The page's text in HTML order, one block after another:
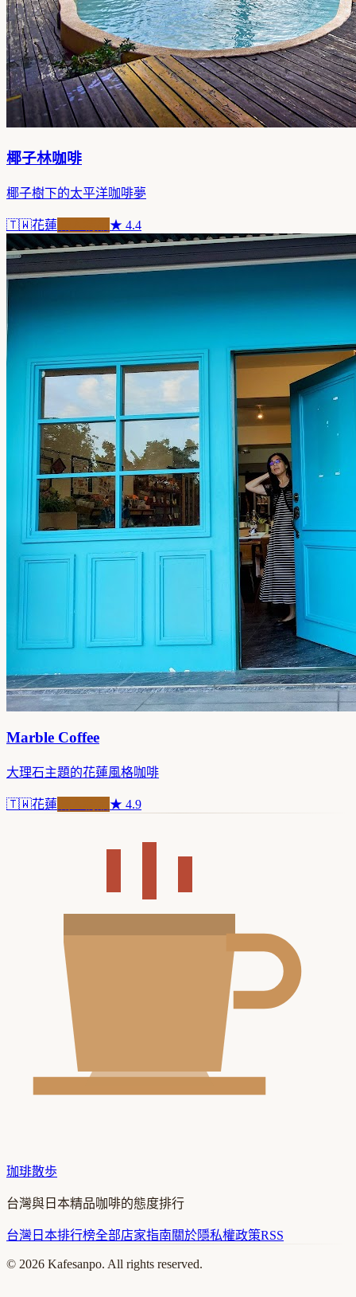
椰子林咖啡
椰子樹下的太平洋咖啡夢
🇹🇼花蓮 ★ 4.4
Marble Coffee
大理石主題的花蓮風格咖啡
🇹🇼花蓮 ★ 4.9
珈琲散歩
台灣與日本精品咖啡的態度排行
台灣 日本排行榜全部店家指南關於隱私權政策RSS
© 2026 Kafesanpo. All rights reserved.